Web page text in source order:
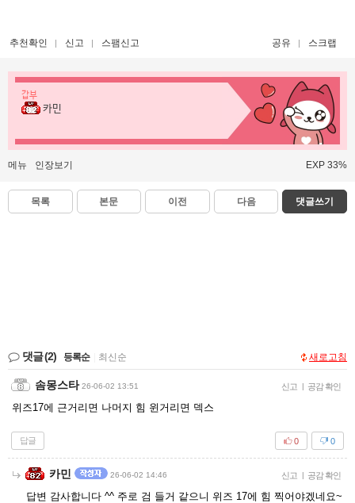
추천확인 신고 스팸신고 공유 스크랩
갑부
카민
메뉴 인장보기 EXP 33%
목록 본문 이전 다음 댓글쓰기
댓글(2) 등록순 최신순 새로고침
솜몽스타 26-06-02 13:51 신고 | 공감 확인
위즈17에 근거리면 나머지 힘 윈거리면 덱스
답글 0
0
카민 26-06-02 14:46 신고 | 공감 확인
답변 감사합니다 ^^ 주로 검 들거 같으니 위즈 17에 힘 찍어야겠네요~